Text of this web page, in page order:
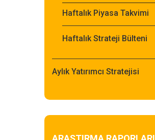
Haftalık Piyasa Takvimi
Haftalık Strateji Bülteni
Aylık Yatırımcı Stratejisi